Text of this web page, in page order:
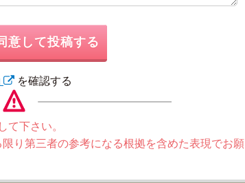
意して投稿する
を確認する
て下さい。
り第三者の参考になる根拠を含めた表現でお願